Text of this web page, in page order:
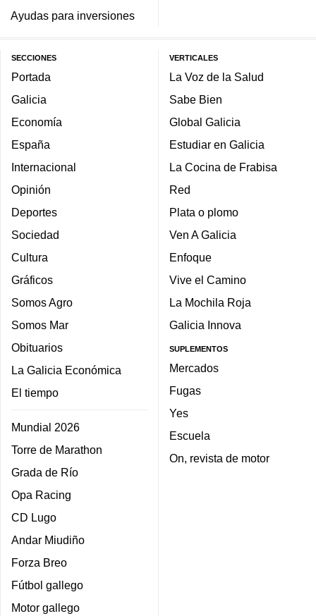
Ayudas para inversiones
SECCIONES
Portada
Galicia
Economía
España
Internacional
Opinión
Deportes
Sociedad
Cultura
Gráficos
Somos Agro
Somos Mar
Obituarios
La Galicia Económica
El tiempo
Mundial 2026
Torre de Marathon
Grada de Río
Opa Racing
CD Lugo
Andar Miudiño
Forza Breo
Fútbol gallego
Motor gallego
VERTICALES
La Voz de la Salud
Sabe Bien
Global Galicia
Estudiar en Galicia
La Cocina de Frabisa
Red
Plata o plomo
Ven A Galicia
Enfoque
Vive el Camino
La Mochila Roja
Galicia Innova
SUPLEMENTOS
Mercados
Fugas
Yes
Escuela
On, revista de motor